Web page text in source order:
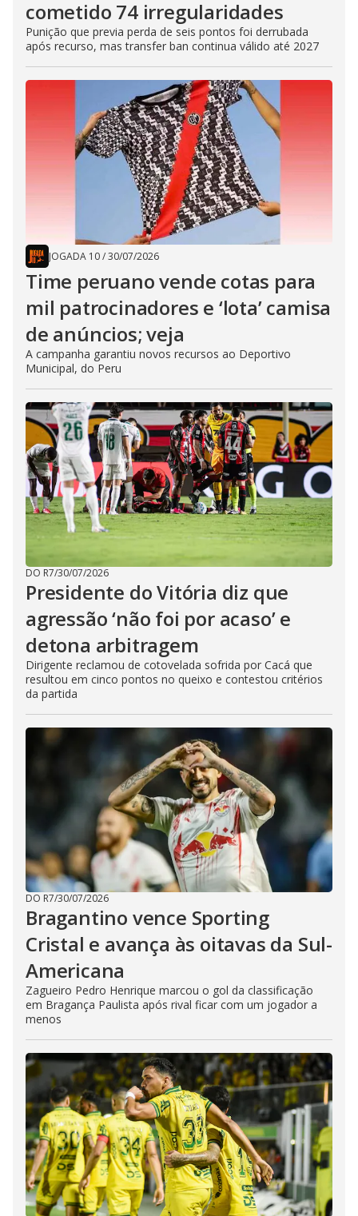
cometido 74 irregularidades
Punição que previa perda de seis pontos foi derrubada
após recurso, mas transfer ban continua válido até 2027
JOGADA 10/30/07/2026
Time peruano vende cotas para
mil patrocinadores e ‘lota’ camisa
de anúncios; veja
A campanha garantiu novos recursos ao Deportivo
Municipal, do Peru
DO R7/30/07/2026
Presidente do Vitória diz que
agressão ‘não foi por acaso’ e
detona arbitragem
Dirigente reclamou de cotovelada sofrida por Cacá que
resultou em cinco pontos no queixo e contestou critérios
da partida
DO R7/30/07/2026
Bragantino vence Sporting
Cristal e avança às oitavas da Sul-
Americana
Zagueiro Pedro Henrique marcou o gol da classificação
em Bragança Paulista após rival ficar com um jogador a
menos